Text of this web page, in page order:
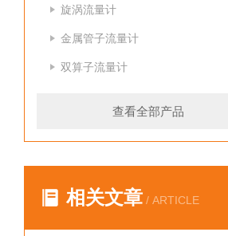
旋涡流量计
金属管子流量计
双算子流量计
查看全部产品
相关文章 / ARTICLE